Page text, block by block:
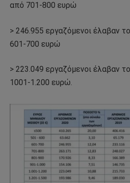
από 701-800 ευρώ
> 246.955 εργαζόμενοι έλαβαν
601-700 ευρώ
> 223.049 εργαζόμενοι έλαβαν
1001-1.200 ευρώ.